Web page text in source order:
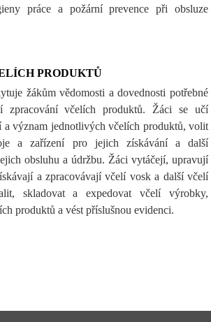
práce a požární prevence při obsluze
PRODUKTŮ
žákům vědomosti a dovednosti potřebné
zpracování včelích produktů. Žáci se učí
a význam jednotlivých včelích produktů, volit
a zařízení pro jejich získávání a další
obsluhu a údržbu. Žáci vytáčejí, upravují
a zpracovávají včelí vosk a další včelí
skladovat a expedovat včelí výrobky,
produktů a vést příslušnou evidenci.